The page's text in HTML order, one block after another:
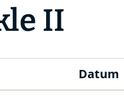
II
Datum